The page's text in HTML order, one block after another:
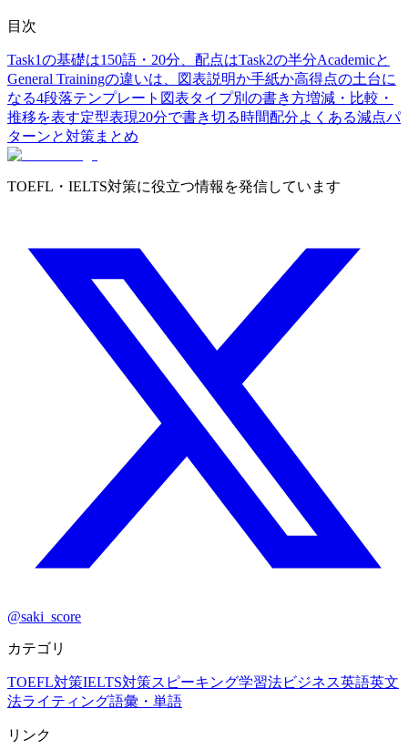
目次
Task1の基礎は150語・20分、配点はTask2の半分Academicと
General Trainingの違いは、図表説明か手紙か高得点の土台に
なる4段落テンプレート 図表タイプ別の書き方増減・比較・
推移を表す定型表現20分で書き切る時間配分よくある減点パ
ターンと対策まとめ
TOEFL・IELTS対策に役立つ情報を発信しています
@saki_score
カテゴリ
TOEFL対策IELTS対策スピーキング学習法ビジネス英語英文
法ライティング語彙・単語
リンク